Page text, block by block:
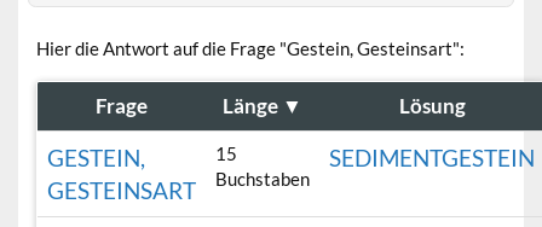
Hier die Antwort auf die Frage "Gestein, Gesteinsart":
Frage Länge ▼ Lösung
GESTEIN,
GESTEINSART
15
Buchstaben
SEDIMENTGESTEIN